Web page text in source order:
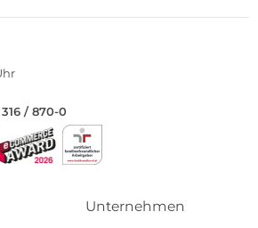
/ 870-0
Unternehmen